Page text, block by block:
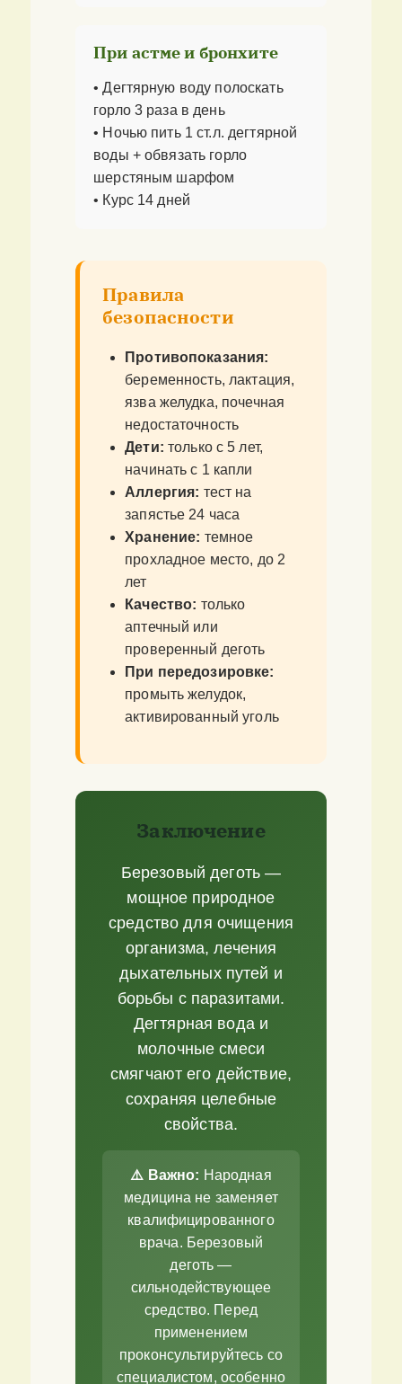
При астме и бронхите
• Дегтярную воду полоскать
горло 3 раза в день
• Ночью пить 1 ст.л. дегтярной
воды + обвязать горло
шерстяным шарфом
• Курс 14 дней
Правила
безопасности
Противопоказания:
беременность, лактация,
язва желудка, почечная
недостаточность
Дети: только с 5 лет,
начинать с 1 капли
Аллергия: тест на
запястье 24 часа
Хранение: темное
прохладное место, до 2
лет
Качество: только
аптечный или
проверенный деготь
При передозировке:
промыть желудок,
активированный уголь
Заключение
Березовый деготь —
мощное природное
средство для очищения
организма, лечения
дыхательных путей и
борьбы с паразитами.
Дегтярная вода и
молочные смеси
смягчают его действие,
сохраняя целебные
свойства.
⚠️ Важно: Народная
медицина не заменяет
квалифицированного
врача. Березовый
деготь —
сильнодействующее
средство. Перед
применением
проконсультируйтесь со
специалистом, особенно